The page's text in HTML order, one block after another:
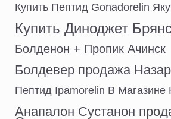
Купить Пептид Gonadorelin
Купить Диноджет
Болденон + Пропик Ачинск
Болдевер продажа
Пептид Ipamorelin В Магазине
Анапалон Сустанон